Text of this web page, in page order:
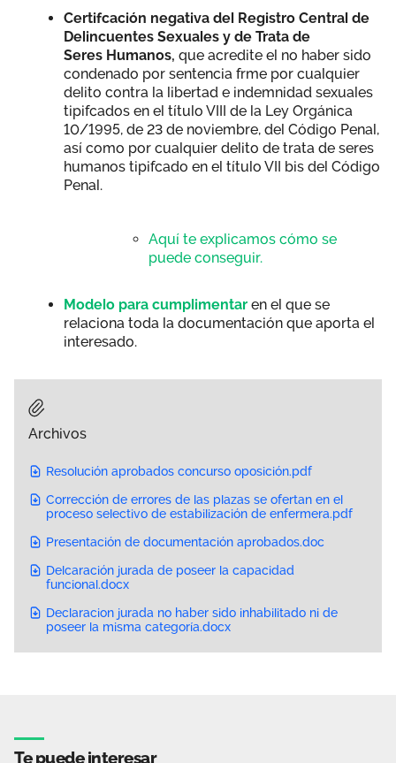
Certifcación negativa del Registro Central de
Delincuentes Sexuales y de Trata de
Seres Humanos, que acredite el no haber sido
condenado por sentencia frme por cualquier
delito contra la libertad e indemnidad sexuales
tipifcados en el título VIII de la Ley Orgánica
10/1995, de 23 de noviembre, del Código Penal,
así como por cualquier delito de trata de seres
humanos tipifcado en el título VII bis del Código
Penal.
Aquí te explicamos cómo se
puede conseguir.
Modelo para cumplimentar en el que se
relaciona toda la documentación que aporta el
interesado.
Archivos
Resolución aprobados concurso oposición.pdf
Corrección de errores de las plazas se ofertan en el
proceso selectivo de estabilización de enfermera.pdf
Presentación de documentación aprobados.doc
Delcaración jurada de poseer la capacidad
funcional.docx
Declaracion jurada no haber sido inhabilitado ni de
poseer la misma categoría.docx
Te puede interesar